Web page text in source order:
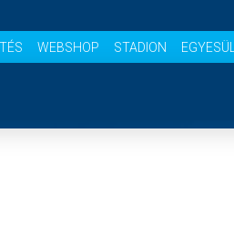
WEBSHOP STADION